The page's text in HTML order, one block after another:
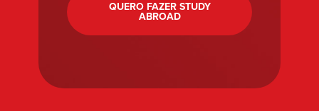
QUERO FAZER STUDY
ABROAD